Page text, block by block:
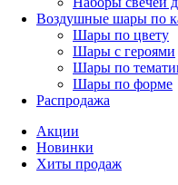
Воздушные шары по
Шары по цвету
Шары с героями
Шары по
Шары по форме
Распродажа
Акции
Новинки
Хиты продаж